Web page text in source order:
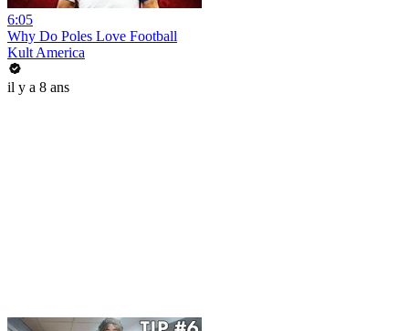
6:05
Why Do Poles Love Football
Kult America
il y a 8 ans